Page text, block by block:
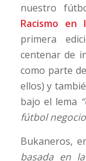
nuestro
Racismo en
primera
centenar de
como parte
ellos) y
bajo el lema
fútbol
Bukaneros,
basada en